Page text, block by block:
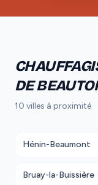
DE
10 villes à proximité
Hénin-Beaumont
Bruay-la-Buissière